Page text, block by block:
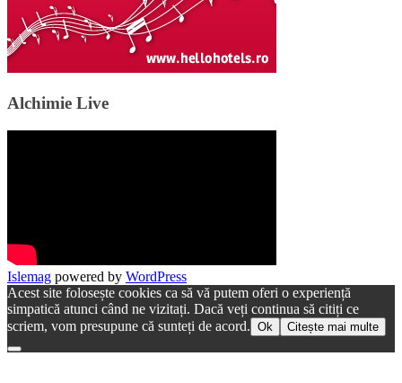
Alchimie Live
Islemag powered by WordPress
Acest site folosește cookies ca să vă putem oferi o experiență
simpatică atunci când ne vizitați. Dacă veți continua să citiți ce
scriem, vom presupune că sunteți de acord. Ok Citește mai multe